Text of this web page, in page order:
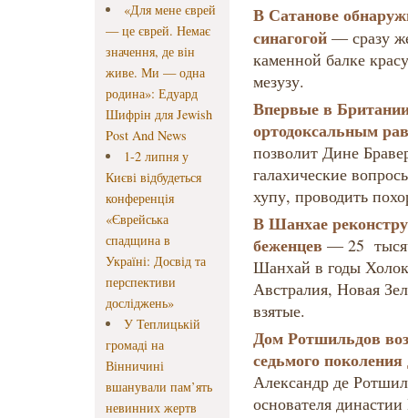
«Для мене єврей
— це єврей. Немає
значення, де він
живе. Ми — одна
родина»: Едуард
Шифрін для Jewish
Post And News
1-2 липня у
Києві відбудеться
конференція
«Єврейська
спадщина в
Україні: Досвід та
перспективи
досліджень»
У Теплицькій
громаді на
Вінничині
вшанували пам’ять
невинних жертв
ВСатанове
синагогой — сразу
каменной балке
мезузу.
Впервые в
ортодоксальным
позволит Дине
галахические
хупу, проводить
В Шанхае
беженцев — 25
Шанхай в годы
Австралия, Новая
взятые.
Дом Ротшильдов
седьмого
Александр де
основателя